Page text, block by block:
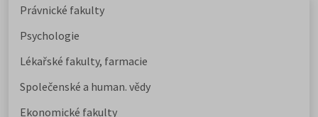
Právnické fakulty
Psychologie
Lékařské fakulty, farmacie
Společenské a human. vědy
Ekonomické fakulty